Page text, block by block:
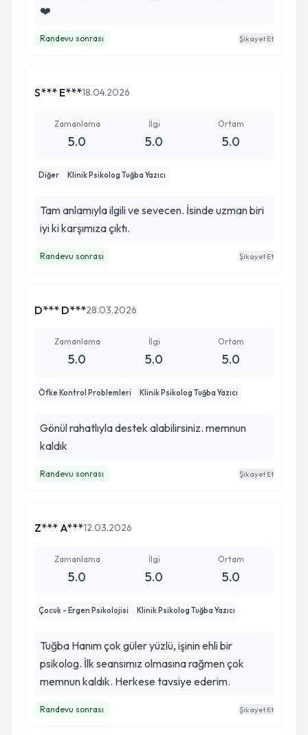
❤️
Randevu sonrası Şikayet Et
S*** E***18.04.2026
Zamanlama
5.0
İlgi
5.0
Ortam
5.0
Diğer Klinik Psikolog Tuğba Yazıcı
Tam anlamıyla ilgili ve sevecen. İsinde uzman biri
iyi ki karşımıza çıktı.
Randevu sonrası Şikayet Et
D*** D***28.03.2026
Zamanlama
5.0
İlgi
5.0
Ortam
5.0
Öfke Kontrol Problemleri Klinik Psikolog Tuğba Yazıcı
Gönül rahatlıyla destek alabilirsiniz. memnun
kaldık
Randevu sonrası Şikayet Et
Z*** A***12.03.2026
Zamanlama
5.0
İlgi
5.0
Ortam
5.0
Çocuk - Ergen Psikolojisi Klinik Psikolog Tuğba Yazıcı
Tuğba Hanım çok güler yüzlü, işinin ehli bir
psikolog. İlk seansımız olmasına rağmen çok
memnun kaldık. Herkese tavsiye ederim.
Randevu sonrası Şikayet Et